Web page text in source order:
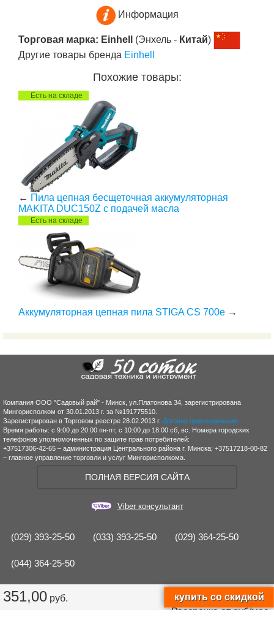
Информация
Торговая марка: Einhell (Энхель - Китай)
Другие товары бренда Einhell
Похожие товары:
Есть на складе
← Пила цепная бесщеточная аккумуляторная
MAKITA DUC150Z с подачей масла
Есть на складе
Аккумуляторная цепная пила STIGA CS 700e →
351,00 руб.
Рассрочка отруб/мес.
Компания ООО "Садовый рай" - Минск, ул.Платонова 34, зарегистрирована
Мингорисполком от 30.01.2013 г. за №191775510.
Зарегистрирован в Торговом реестре 28.02.2013 г. Договор присоединения
Время работы: с 9:00 до 20:00 пн-пт, с 10:00 до 18:00 сб, вс. Номера городских
телефонов уполномоченных по защите прав потребителей:
+37517306-42-65 – администрация Центрального района г. Минска; +37517218-00-82
– главное управление торговли и услуг Мингорисполкома.
ПОЛНАЯ ВЕРСИЯ САЙТА
Viber консультант
(029) 393-25-50 (033) 393-25-50 (029) 364-25-50
(044) 364-25-50